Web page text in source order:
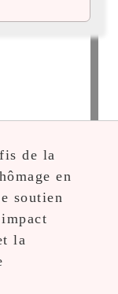
de la
en
soutien
la